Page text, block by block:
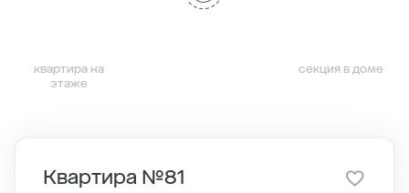
квартира на
этаже
секция в доме
Квартира №81